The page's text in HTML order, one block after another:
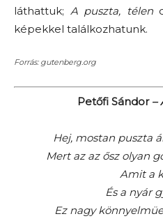
láthattuk; A puszta, télen
képekkel találkozhatunk.
Forrás: gutenberg.org
Petőfi Sándor –
Hej, mostan puszta
Mert az az ősz olyan
Amit a
És a nyár
Ez nagy